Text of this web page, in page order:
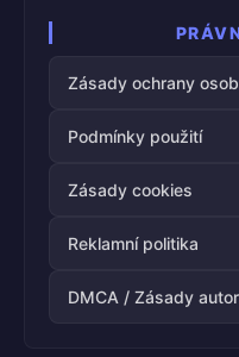
Zásady ochrany
Podmínky použití
Zásady cookies
Reklamní politika
DMCA / Zásady